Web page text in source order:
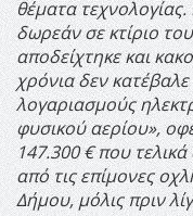
θέματα τεχνολογίας.
δωρεάν σε κτίριο
αποδείχτηκε και
χρόνια δεν κατέβαλε
λογαριασμούς
φυσικού αερίου»,
147.300 € που
από τις επίμονες
Δήμου, μόλις πριν